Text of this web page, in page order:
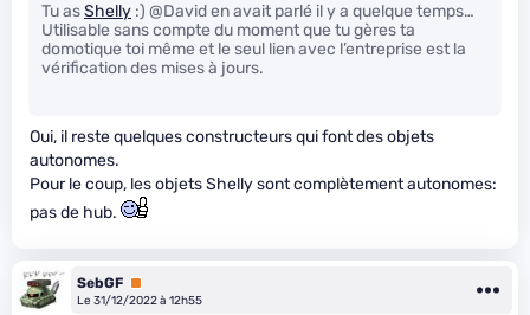
Tu asShelly :) @David en avait parlé il y a quelque temps…
Utilisable sans compte du moment que tu gères ta
domotique toi même et le seul lien avec l’entreprise est la
vérification des mises à jours.
Oui, il reste quelques constructeurs qui font des objets
autonomes.
Pour le coup, les objets Shelly sont complètement autonomes:
pas de hub.
SebGF Premium
Le 31/12/2022 à 12h55